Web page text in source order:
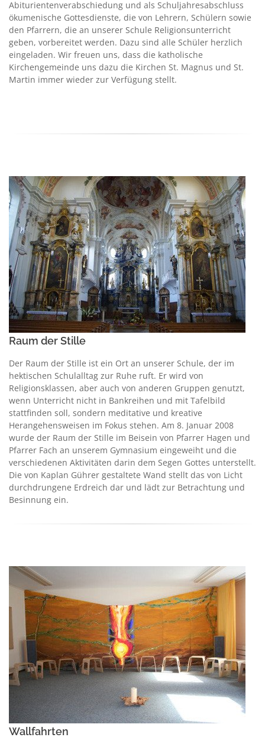
Abiturientenverabschiedung und als Schuljahresabschluss
ökumenische Gottesdienste, die von Lehrern, Schülern sowie
den Pfarrern, die an unserer Schule Religionsunterricht
geben, vorbereitet werden. Dazu sind alle Schüler herzlich
eingeladen. Wir freuen uns, dass die katholische
Kirchengemeinde uns dazu die Kirchen St. Magnus und St.
Martin immer wieder zur Verfügung stellt.
Raum der Stille
Der Raum der Stille ist ein Ort an unserer Schule, der im
hektischen Schulalltag zur Ruhe ruft. Er wird von
Religionsklassen, aber auch von anderen Gruppen genutzt,
wenn Unterricht nicht in Bankreihen und mit Tafelbild
stattfinden soll, sondern meditative und kreative
Herangehensweisen im Fokus stehen. Am 8. Januar 2008
wurde der Raum der Stille im Beisein von Pfarrer Hagen und
Pfarrer Fach an unserem Gymnasium eingeweiht und die
verschiedenen Aktivitäten darin dem Segen Gottes unterstellt.
Die von Kaplan Gührer gestaltete Wand stellt das von Licht
durchdrungene Erdreich dar und lädt zur Betrachtung und
Besinnung ein.
Wallfahrten